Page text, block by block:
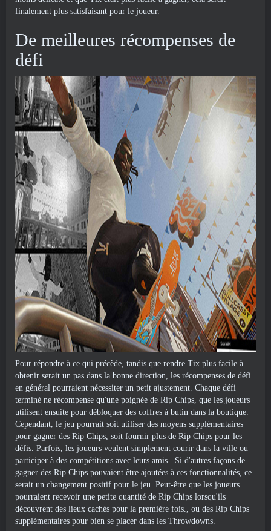
finalement plus satisfaisant pour le joueur.
De meilleures récompenses de
défi
Pour répondre à ce qui précède, tandis que rendre Tix plus facile à
obtenir serait un pas dans la bonne direction, les récompenses de défi
en général pourraient nécessiter un petit ajustement. Chaque défi
terminé ne récompense qu'une poignée de Rip Chips, que les joueurs
utilisent ensuite pour débloquer des coffres à butin dans la boutique.
Cependant, le jeu pourrait soit utiliser des moyens supplémentaires
pour gagner des Rip Chips, soit fournir plus de Rip Chips pour les
défis. Parfois, les joueurs veulent simplement courir dans la ville ou
participer à des compétitions avec leurs amis.. Si d'autres façons de
gagner des Rip Chips pouvaient être ajoutées à ces fonctionnalités, ce
serait un changement positif pour le jeu. Peut-être que les joueurs
pourraient recevoir une petite quantité de Rip Chips lorsqu'ils
découvrent des lieux cachés pour la première fois., ou des Rip Chips
supplémentaires pour bien se placer dans les Throwdowns.